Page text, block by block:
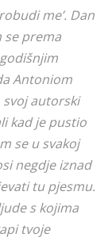
me’. Dan
se prema
Antoniom
autorski
kad je pustio
se u svakoj
negdje iznad
tu pjesmu.
s kojima
tvoje